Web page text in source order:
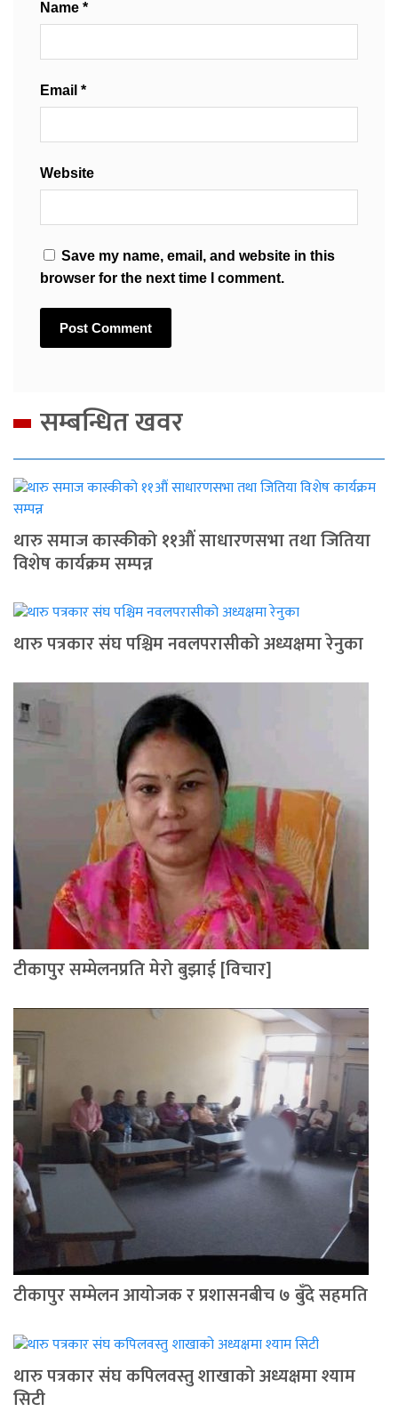
Name *
Email *
Website
Save my name, email, and website in this
browser for the next time I comment.
सम्बन्धित खवर
थारु समाज कास्कीको ११औं साधारणसभा तथा जितिया
विशेष कार्यक्रम सम्पन्न
थारु पत्रकार संघ पश्चिम नवलपरासीको अध्यक्षमा रेनुका
टीकापुर सम्मेलनप्रति मेरो बुझाई [विचार]
टीकापुर सम्मेलन आयोजक र प्रशासनबीच ७ बुँदे सहमति
थारु पत्रकार संघ कपिलवस्तु शाखाको अध्यक्षमा श्याम
सिटी